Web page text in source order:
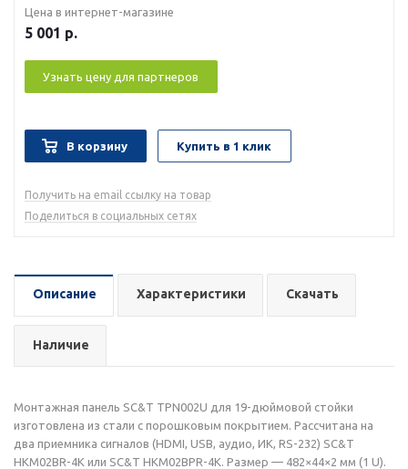
Цена в интернет-магазине
5 001 р.
Узнать цену для партнеров
В корзину Купить в 1 клик
Получить на email ссылку на товар
Поделиться в социальных сетях
Описание Характеристики Скачать
Наличие
Монтажная панель SC&T TPN002U для 19-дюймовой стойки
изготовлена из стали с порошковым покрытием. Рассчитана на
два приемника сигналов (HDMI, USB, аудио, ИК, RS-232) SC&T
HKM02BR-4K или SC&T HKM02BPR-4K. Размер — 482×44×2 мм (1 U).